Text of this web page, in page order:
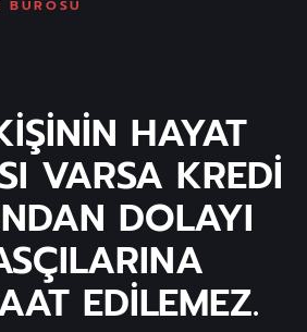
BÜROSU
HAYAT
VARSA KREDİ
DOLAYI
EDİLEMEZ.